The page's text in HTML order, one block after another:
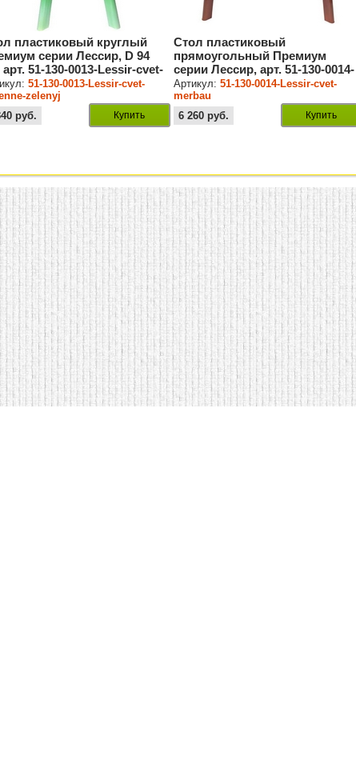
пластиковый круглый
серии Лессир, D 94
51-130-0013-Lessir-cvet-
zelenyj
51-130-0013-Lessir-cvet-
zelenyj
руб. Купить
Стол пластиковый
прямоугольный Премиум
серии Лессир, арт. 51-130-0014-
Lessir-cvet-merbau
Артикул:51-130-0014-Lessir-cvet-
merbau
6 260 руб. Купить